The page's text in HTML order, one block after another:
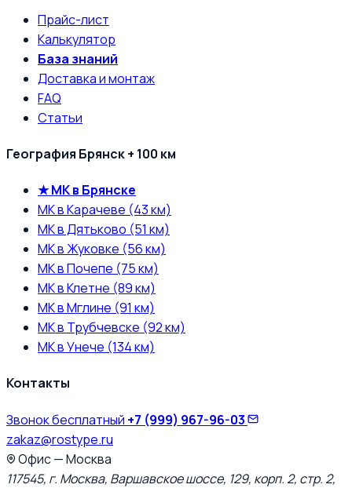
Прайс-лист
Калькулятор
База знаний
Доставка и монтаж
FAQ
Статьи
География Брянск + 100 км
★ МК в Брянске
МК в Карачеве (43 км)
МК в Дятьково (51 км)
МК в Жуковке (56 км)
МК в Почепе (75 км)
МК в Клетне (89 км)
МК в Мглине (91 км)
МК в Трубчевске (92 км)
МК в Унече (134 км)
Контакты
Звонок бесплатный +7 (999) 967-96-03
zakaz@rostype.ru
Офис — Москва
117545, г. Москва, Варшавское шоссе, 129, корп. 2, стр. 2,